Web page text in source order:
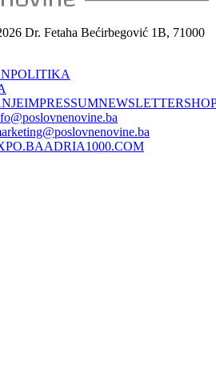
Dr. Fetaha Bećirbegović 1B, 71000
POLITIKA
IMPRESSUMNEWSLETTER
ADRIA1000.COM